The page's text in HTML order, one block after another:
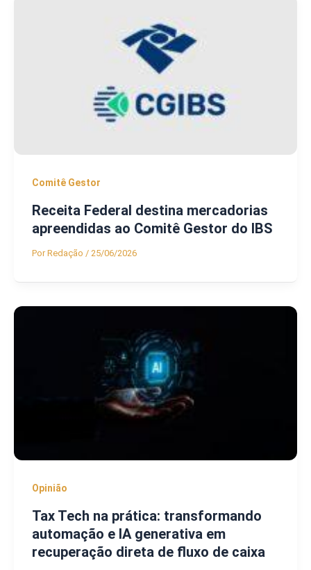
Comitê Gestor
Receita Federal destina mercadorias
apreendidas ao Comitê Gestor do IBS
PorRedação / 25/06/2026
Opinião
Tax Tech na prática: transformando
automação e IA generativa em
recuperação direta de fluxo de caixa